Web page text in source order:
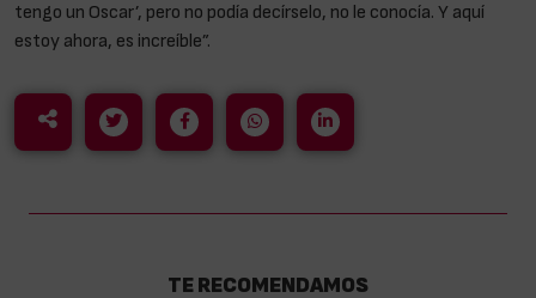
tengo un Oscar’, pero no podía decírselo, no le conocía. Y aquí
estoy ahora, es increíble”.
TE RECOMENDAMOS